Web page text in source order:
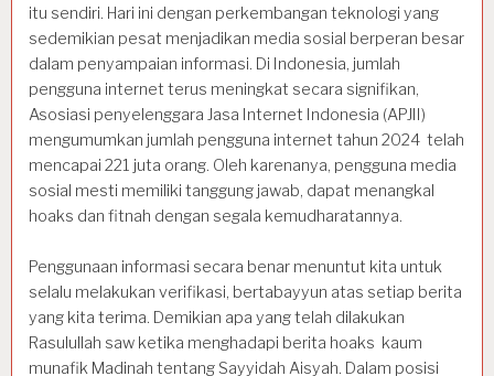
itu sendiri. Hari ini dengan perkembangan teknologi yang
sedemikian pesat menjadikan media sosial berperan besar
dalam penyampaian informasi. Di Indonesia, jumlah
pengguna internet terus meningkat secara signifikan,
Asosiasi penyelenggara Jasa Internet Indonesia (APJII)
mengumumkan jumlah pengguna internet tahun 2024 telah
mencapai 221 juta orang. Oleh karenanya, pengguna media
sosial mesti memiliki tanggung jawab, dapat menangkal
hoaks dan fitnah dengan segala kemudharatannya.
Penggunaan informasi secara benar menuntut kita untuk
selalu melakukan verifikasi, bertabayyun atas setiap berita
yang kita terima. Demikian apa yang telah dilakukan
Rasulullah saw ketika menghadapi berita hoaks kaum
munafik Madinah tentang Sayyidah Aisyah. Dalam posisi